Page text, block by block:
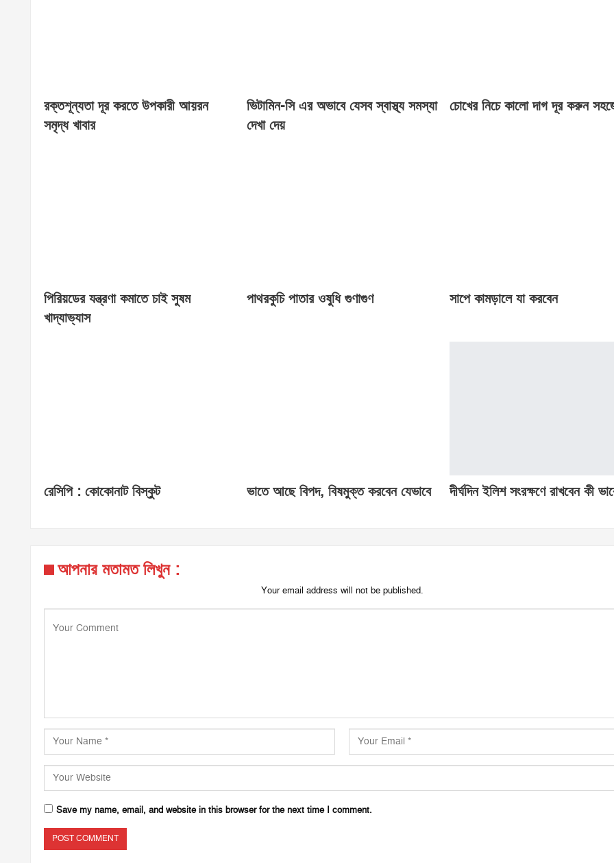
রক্তশূন্যতা দূর করতে উপকারী আয়রন
সমৃদ্ধ খাবার
ভিটামিন-সি এর অভাবে যেসব স্বাস্থ্য সমস্যা
দেখা দেয়
চোখের নিচে কালো দাগ দূর করুন
পিরিয়ডের যন্ত্রণা কমাতে চাই সুষম
খাদ্যাভ্যাস
পাথরকুচি পাতার ওষুধি গুণাগুণ সাপে কামড়ালে যা করবেন
রেসিপি : কোকোনাট বিস্কুট ভাতে আছে বিপদ, বিষমুক্ত করবেন যেভাবে দীর্ঘদিন ইলিশ সংরক্ষণে রাখবেন কী
আপনার মতামত লিখুন :
Your email address will not be published.
Save my name, email, and website in this browser for the next time I comment.